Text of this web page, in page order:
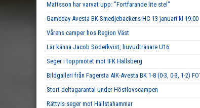
Mattsson har varvat upp: "Fortfarande lite stel"
Gameday Avesta BK-Smedjebackens HC 13 januari kl 19.00
Vårens camper hos Region Väst
Lär känna Jacob Söderkvist, huvudtränare U16
Seger i toppmötet mot IFK Hallsberg
Bildgalleri från Fagersta AIK-Avesta BK 1-8 (0-3, 0-3, 1-2)
Stort deltagarantal under Höstlovscampen
Rättvis seger mot Hallstahammar